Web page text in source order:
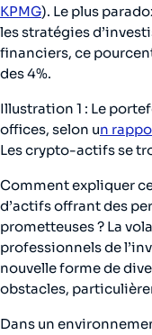
KPMG). Le plus
les stratégies
financiers, ce
des 4%.
Illustration 1 : Le
offices, selon un
Les crypto-actifs se
Comment expliquer
d’actifs offrant des
prometteuses ? La
professionnels de
nouvelle forme de
obstacles,
Dans un